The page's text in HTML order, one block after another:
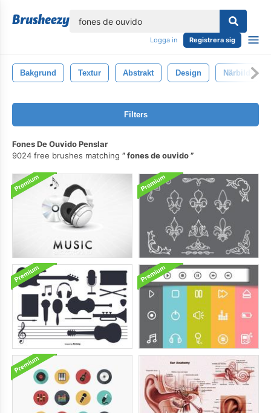
Logga in Registrera sig
Bakgrund Textur Abstrakt Design Närbild
Filters
Fones De Ouvido Penslar
9024 free brushes matching
fones de ouvido